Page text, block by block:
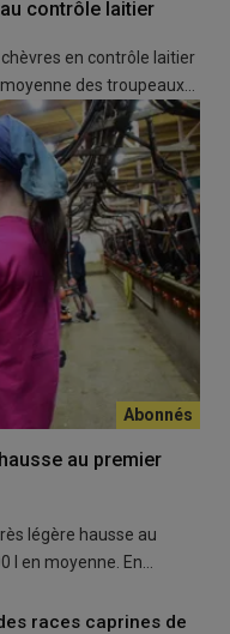
contrôle laitier
en contrôle laitier
des troupeaux…
au premier
légère hausse au
en moyenne. En…
races caprines de